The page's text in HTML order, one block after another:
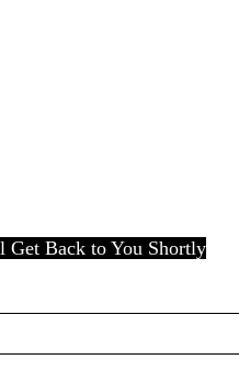
Back to You Shortly